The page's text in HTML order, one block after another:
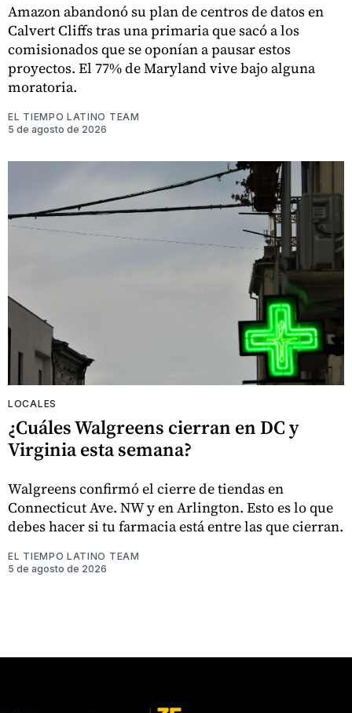
Amazon abandonó su plan de centros de datos en
Calvert Cliffs tras una primaria que sacó a los
comisionados que se oponían a pausar estos
proyectos. El 77% de Maryland vive bajo alguna
moratoria.
EL TIEMPO LATINO TEAM
5 de agosto de 2026
LOCALES
¿Cuáles Walgreens cierran en DC y
Virginia esta semana?
Walgreens confirmó el cierre de tiendas en
Connecticut Ave. NW y en Arlington. Esto es lo que
debes hacer si tu farmacia está entre las que cierran.
EL TIEMPO LATINO TEAM
5 de agosto de 2026